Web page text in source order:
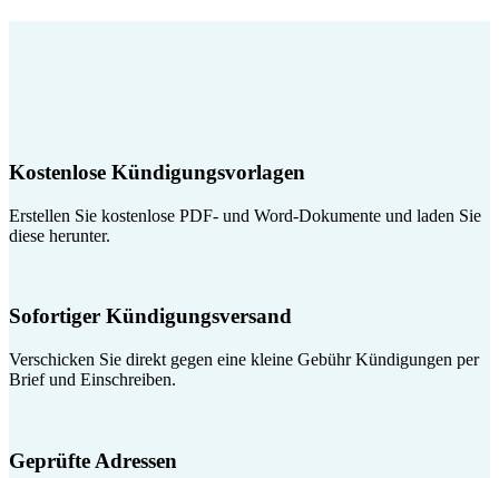
Kostenlose Kündigungsvorlagen
Erstellen Sie kostenlose PDF- und Word-Dokumente und laden Sie
diese herunter.
Sofortiger Kündigungsversand
Verschicken Sie direkt gegen eine kleine Gebühr Kündigungen per
Brief und Einschreiben.
Geprüfte Adressen